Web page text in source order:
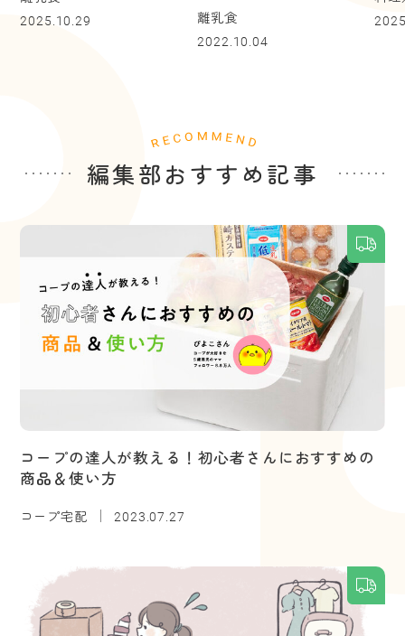
2025.10.29 離乳食
2022.10.04
編集部おすすめ記事
コープの達人が教える！初心者さんにおすすめの
商品＆使い方
コープ宅配 2023.07.27